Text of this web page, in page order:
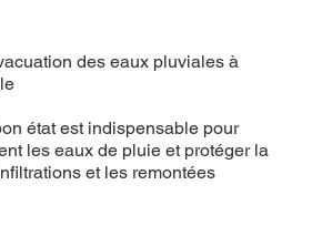
des eaux pluviales à
état est indispensable pour
les eaux de pluie et protéger la
et les remontées